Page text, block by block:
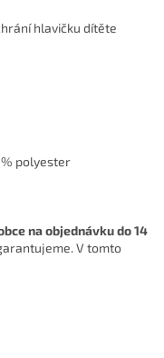
hlavičku dítěte
polyester
na objednávku do 14
V tomto